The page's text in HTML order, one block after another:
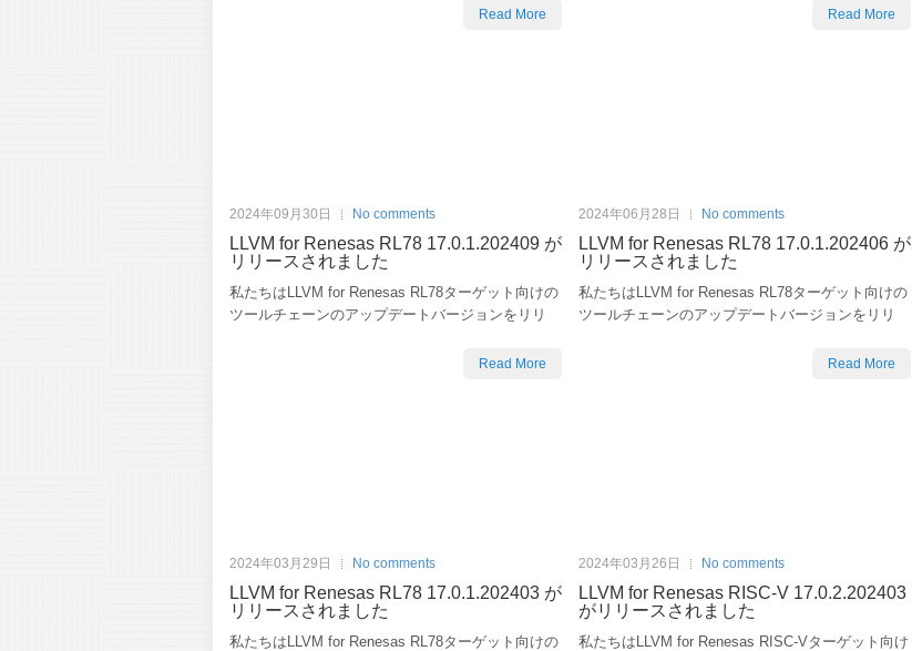
Read More Read More
2024年09月30日 No comments
LLVM for Renesas RL78 17.0.1.202409 が
リリースされました
私たちはLLVM for Renesas RL78ターゲット向けの
ツールチェーンのアップデートバージョンをリリ
Read More
2024年06月28日 No comments
LLVM for Renesas RL78 17.0.1.202406 が
リリースされました
私たちはLLVM for Renesas RL78ターゲット向けの
ツールチェーンのアップデートバージョンをリリ
Read More
2024年03月29日 No comments
LLVM for Renesas RL78 17.0.1.202403 が
リリースされました
私たちはLLVM for Renesas RL78ターゲット向けの
2024年03月26日 No comments
LLVM for Renesas RISC-V 17.0.2.202403
がリリースされました
私たちはLLVM for Renesas RISC-Vターゲット向け